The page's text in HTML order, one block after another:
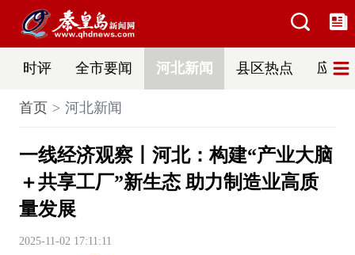
时评 全市要闻 河北新闻 县区热点 应急
首页 河北新闻
一线经济观察丨河北：构建“产业大脑
＋共享工厂”新生态 助力制造业高质
量发展
2025-11-02 17:11:11